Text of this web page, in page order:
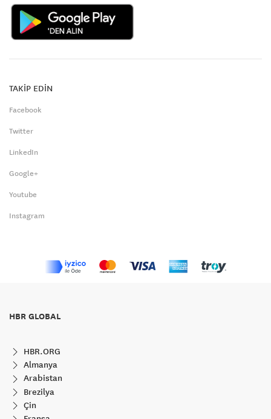
TAKİP EDİN
Facebook
Twitter
LinkedIn
Google+
Youtube
Instagram
HBR GLOBAL
HBR.ORG
Almanya
Arabistan
Brezilya
Çin